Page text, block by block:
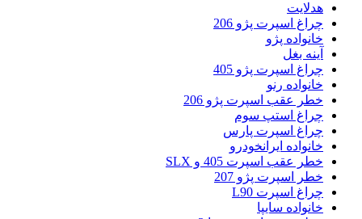
هدلایت
چراغ اسپرت پژو 206
خانواده پژو
آینه بغل
چراغ اسپرت پژو 405
خانواده رنو
خطر عقب اسپرت پژو 206
چراغ استپ سوم
چراغ اسپرت پارس
خانواده ایرانخودرو
خطر عقب اسپرت 405 و SLX
خطر اسپرت پژو 207
چراغ اسپرت L90
خانواده سایپا